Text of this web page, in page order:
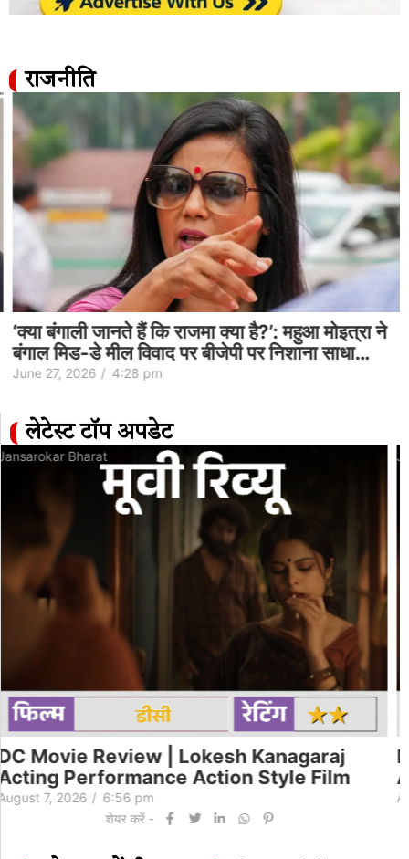
राजनीति
‘क्या बंगाली जानते हैं कि राजमा क्या है?’: महुआ मोइत्रा ने
बंगाल मिड-डे मील विवाद पर बीजेपी पर निशाना साधा…
June 27, 2026 / 4:28 pm
लेटेस्ट टॉप अपडेट
Jansarokar Bharat
DC Movie Review | Lokesh Kanagaraj
Acting Performance Action Style Film
August 7, 2026 / 6:56 pm
शेयर करें -